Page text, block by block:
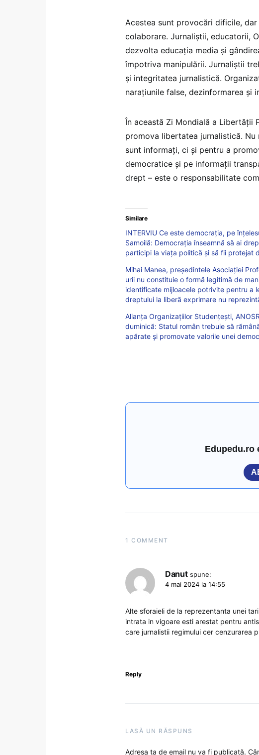
Acestea sunt provocări dificile,
colaborare. Jurnaliștii, educatorii,
dezvolta educația media și
împotriva manipulării. Jurnaliştii
şi integritatea jurnalistică.
narațiunile false, dezinformarea și
În această Zi Mondială a Libertății
promova libertatea jurnalistică.
sunt informați, ci și pentru a
democratice și pe informații
drept – este o responsabilitate
Similare
INTERVIU Ce este democrația, pe
Samoilă: Democrația înseamnă să ai
participi la viața politică și să fii protejat
Mihai Manea, președintele Asociației
urii nu constituie o formă legitimă de
identificate mijloacele potrivite pentru a
dreptului la liberă exprimare nu
Alianța Organizațiilor Studențești,
duminică: Statul român trebuie să
apărate și promovate valorile unei
Edupedu.ro
1 COMMENT
Danut spune:
4 mai 2024 la 14:55
Alte sforaieli de la reprezentanta unei
intrata in vigoare esti arestat pentru
care jurnalistii regimului cer cenzurarea
Reply
LASĂ UN RĂSPUNS
Adresa ta de email nu va fi publicată.